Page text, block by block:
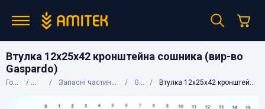
Втулка 12х25х42 кронштейна сошника (вир-во
Gaspardo)
Головна КаталогЗапасні частини до сільгосптехніки Gaspardo Втулка 12х25х42 кронштейна сошника (вир-во Gaspardo)